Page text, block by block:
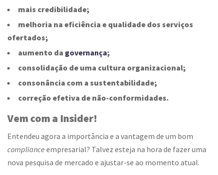
mais credibilidade;
melhoria na eficiência e qualidade dos serviços
ofertados;
aumento da governança;
consolidação de uma cultura organizacional;
consonância com a sustentabilidade;
correção efetiva de não-conformidades.
Vem com a Insider!
Entendeu agora a importância e a vantagem de um bom
compliance empresarial? Talvez esteja na hora de fazer uma
nova pesquisa de mercado e ajustar-se ao momento atual.